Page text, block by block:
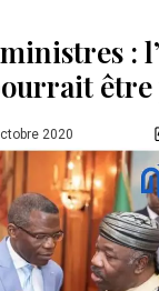
:
2020